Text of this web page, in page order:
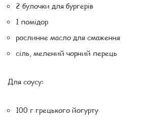
2 булочки для бургерів
1 помідор
рослинне масло для смаження
сіль, мелений чорний перець
Для соусу:
100 г грецького йогурту